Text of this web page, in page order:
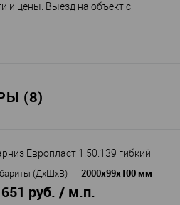
и цены. Выезд на объект с
(8)
Европласт 1.50.139 гибкий
(ДхШхВ)— 2000х99х100 мм
руб. / м.п.